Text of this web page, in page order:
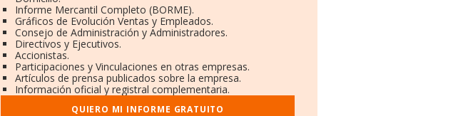
Informe Mercantil Completo (BORME).
Gráficos de Evolución Ventas y Empleados.
Consejo de Administración y Administradores.
Directivos y Ejecutivos.
Accionistas.
Participaciones y Vinculaciones en otras empresas.
Artículos de prensa publicados sobre la empresa.
Información oficial y registral complementaria.
QUIERO MI INFORME GRATUITO